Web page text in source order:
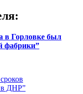
:
в Горловке был
фабрики”
в ДНР”